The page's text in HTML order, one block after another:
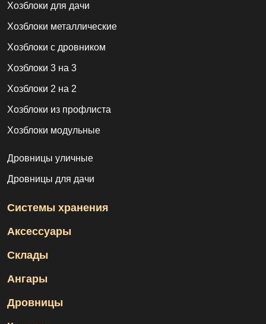
Хозблоки для дачи
Хозблоки металлические
Хозблоки с дровником
Хозблоки 3 на 3
Хозблоки 2 на 2
Хозблоки из профлиста
Хозблоки модульные
Дровницы уличные
Дровницы для дачи
Системы хранения
Аксессуары
Склады
Ангары
Дровницы